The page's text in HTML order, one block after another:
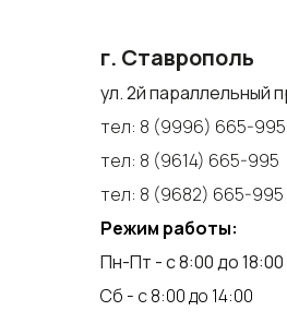
г. Ставрополь
ул. 2й параллельный
тел: 8 (9996) 665-995
тел: 8 (9614) 665-995
тел: 8 (9682) 665-995
Режим работы:
Пн-Пт - с 8:00 до 18:00
Сб - с 8:00 до 14:00